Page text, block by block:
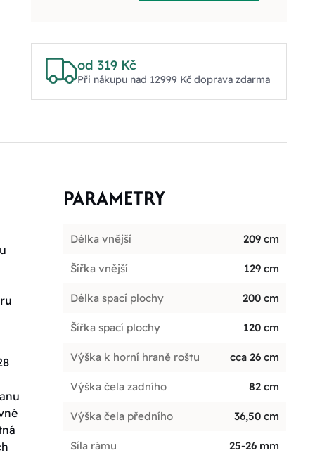
od 319 Kč
Při nákupu nad 12999 Kč doprava zdarma
PARAMETRY
Délka vnější 209 cm
Šířka vnější 129 cm
Délka spací plochy 200 cm
Šířka spací plochy 120 cm
Výška k horní hraně roštu cca 26 cm
Výška čela zadního 82 cm
Výška čela předního 36,50 cm
Síla rámu 25-26 mm